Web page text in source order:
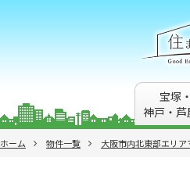
宝塚
神戸・芦
ホーム 物件一覧 大阪市内北東部エリ